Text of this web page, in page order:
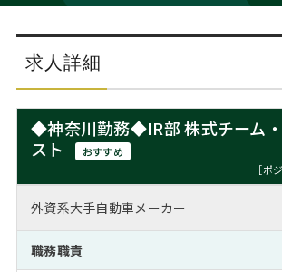
サービス案内
コンサルタントの紹介
キャリアデザイン講座
（最新求人市場動向）
ステージ別アドバイス
MBAの転職事例
MBAからのFAQ
MBA留学生数の推移
インターン受入企業一覧
英文レジュメの書き方
職務経歴書の書き方
よくある面接Q&A集
“展”職相談室
転職市場の明日をよめ
転職成功への4つの鍵
注目企業インタビュー
ジョブフェア
キャリアデザインセミナー
キャリアフォーラム
Career Talk Live
沿革
主なクライアント
採用情報
ニュースリリース
求人詳細
◆神奈川勤務◆IR部 株式チーム・
スト
おすすめ
［ポ
外資系大手自動車メーカー
職務職責